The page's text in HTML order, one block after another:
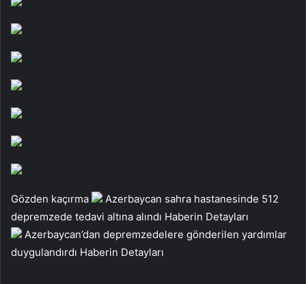
Gözden kaçırma
Azerbaycan sahra hastanesinde 512
depremzede tedavi altına alındı Haberin Detayları
Azerbaycan’dan depremzedelere gönderilen yardımlar
duygulandırdı Haberin Detayları